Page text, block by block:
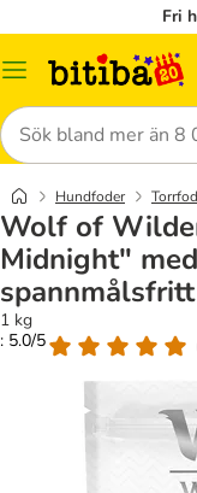
Fri
Meny
Sök
Hundfoder
Wolf of
Midnight"
spannmålsfritt
1 kg
: 5.0/5